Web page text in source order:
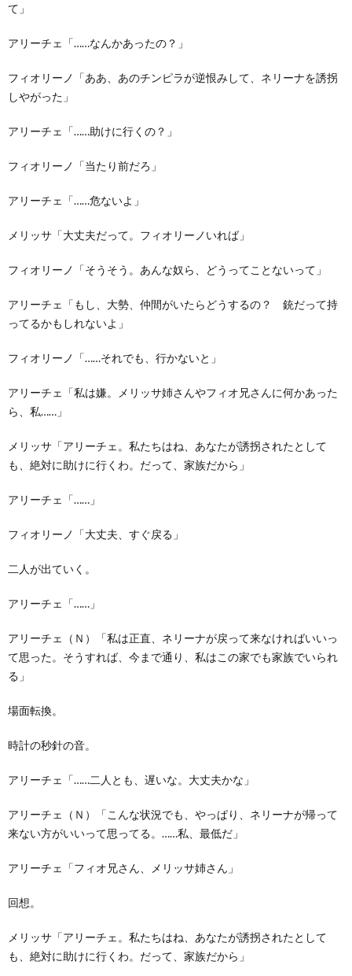
て」
アリーチェ「……なんかあったの？」
フィオリーノ「ああ、あのチンピラが逆恨みして、ネリーナを誘拐
しやがった」
アリーチェ「……助けに行くの？」
フィオリーノ「当たり前だろ」
アリーチェ「……危ないよ」
メリッサ「大丈夫だって。フィオリーノいれば」
フィオリーノ「そうそう。あんな奴ら、どうってことないって」
アリーチェ「もし、大勢、仲間がいたらどうするの？ 銃だって持
ってるかもしれないよ」
フィオリーノ「……それでも、行かないと」
アリーチェ「私は嫌。メリッサ姉さんやフィオ兄さんに何かあった
ら、私……」
メリッサ「アリーチェ。私たちはね、あなたが誘拐されたとして
も、絶対に助けに行くわ。だって、家族だから」
アリーチェ「……」
フィオリーノ「大丈夫、すぐ戻る」
二人が出ていく。
アリーチェ「……」
アリーチェ（Ｎ）「私は正直、ネリーナが戻って来なければいいっ
て思った。そうすれば、今まで通り、私はこの家でも家族でいられ
る」
場面転換。
時計の秒針の音。
アリーチェ「……二人とも、遅いな。大丈夫かな」
アリーチェ（Ｎ）「こんな状況でも、やっぱり、ネリーナが帰って
来ない方がいいって思ってる。……私、最低だ」
アリーチェ「フィオ兄さん、メリッサ姉さん」
回想。
メリッサ「アリーチェ。私たちはね、あなたが誘拐されたとして
も、絶対に助けに行くわ。だって、家族だから」